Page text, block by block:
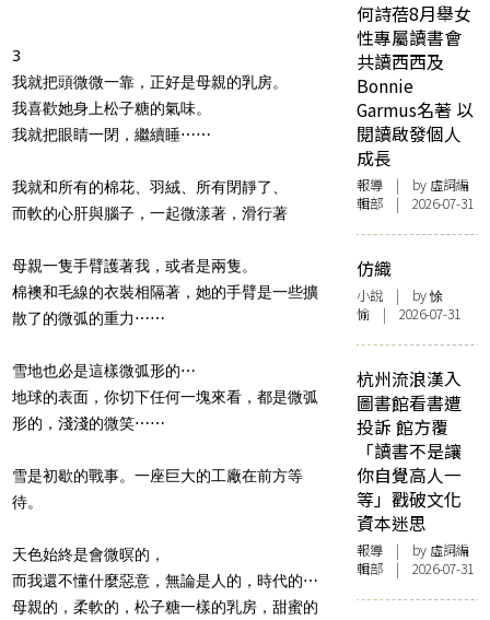
3
我就把頭微微一靠，正好是母親的乳房。
我喜歡她身上松子糖的氣味。
我就把眼睛一閉，繼續睡⋯⋯
我就和所有的棉花、羽絨、所有閉靜了、
而軟的心肝與腦子，一起微漾著，滑行著
母親一隻手臂護著我，或者是兩隻。
棉襖和毛線的衣裝相隔著，她的手臂是一些擴
散了的微弧的重力⋯⋯
雪地也必是這樣微弧形的⋯
地球的表面，你切下任何一塊來看，都是微弧
形的，淺淺的微笑⋯⋯
雪是初歇的戰事。一座巨大的工廠在前方等
待。
天色始終是會微暝的，
而我還不懂什麼惡意，無論是人的，時代的⋯
母親的，柔軟的，松子糖一樣的乳房，甜蜜的
何詩蓓8月舉女
性專屬讀書會
共讀西西及
Bonnie
Garmus名著 以
閱讀啟發個人
成長
報導 | by 虛詞編
輯部 | 2026-07-31
仿織
小說 | by 悇
愉 | 2026-07-31
杭州流浪漢入
圖書館看書遭
投訴 館方覆
「讀書不是讓
你自覺高人一
等」戳破文化
資本迷思
報導 | by 虛詞編
輯部 | 2026-07-31